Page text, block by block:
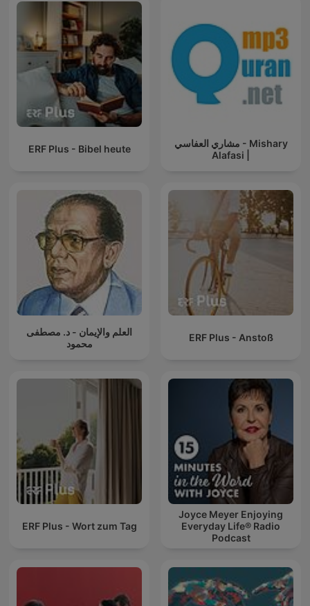
ERF Plus - Bibel heute
مشاري العفاسي - Mishary
Alafasi |
العلم والإيمان - د. مصطفى
محمود
ERF Plus - Anstoß
ERF Plus - Wort zum Tag
Joyce Meyer Enjoying
Everyday Life® Radio
Podcast